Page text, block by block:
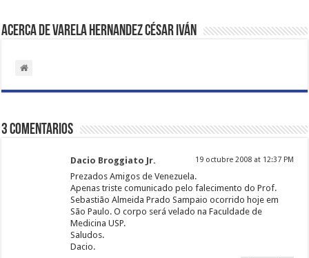
Acerca de VARELA HERNANDEZ César Iván
3 comentarios
Dacio Broggiato Jr. 19 octubre 2008 at 12:37 PM
Prezados Amigos de Venezuela.
Apenas triste comunicado pelo falecimento do Prof.
Sebastião Almeida Prado Sampaio ocorrido hoje em
São Paulo. O corpo será velado na Faculdade de
Medicina USP.
Saludos.
Dacio.